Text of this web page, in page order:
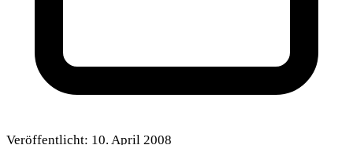
Veröffentlicht: 10. April 2008